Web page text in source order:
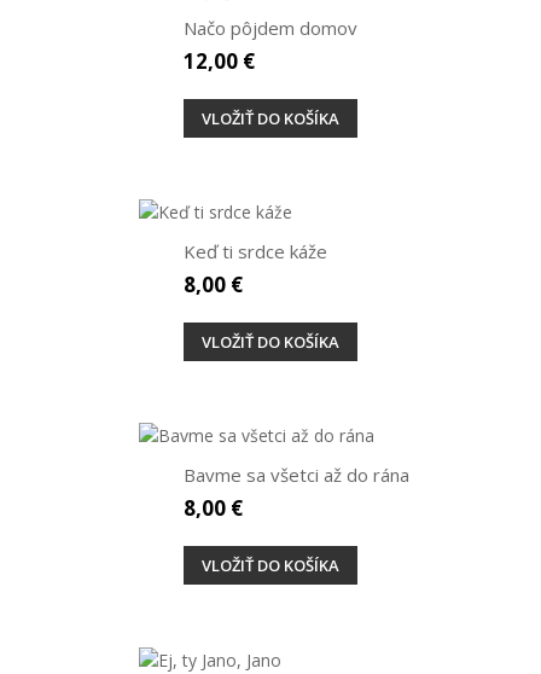
Načo pôjdem domov
12,00 €
VLOŽIŤ DO KOŠÍKA
Keď ti srdce káže
8,00 €
VLOŽIŤ DO KOŠÍKA
Bavme sa všetci až do rána
8,00 €
VLOŽIŤ DO KOŠÍKA